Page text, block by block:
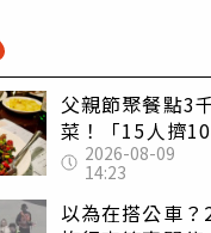
父親節聚餐點3
菜！「15人擠
桌」她餓到崩
網傻眼：讓店家看
笑話
2026-08-09
14:23
以為在搭公車？